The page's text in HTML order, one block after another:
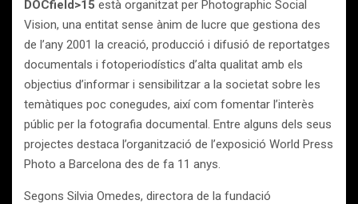
DOCfield>15 està organitzat per Photographic Social
Vision, una entitat sense ànim de lucre que gestiona des
de l’any 2001 la creació, producció i difusió de reportatges
documentals i fotoperiodístics d’alta qualitat amb els
objectius d’informar i sensibilitzar a la societat sobre les
temàtiques poc conegudes, així com fomentar l’interès
públic per la fotografia documental. Entre alguns dels seus
projectes destaca l’organització de l’exposició World Press
Photo a Barcelona des de fa 11 anys.
Segons Silvia Omedes, directora de la fundació